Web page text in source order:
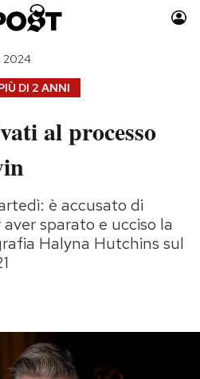
Auto
Moda
Storie/Idee
Ok Boomer!
Media
DI 2 ANNI
2024
al processo
è accusato di
sparato e ucciso la
Halyna Hutchins sul